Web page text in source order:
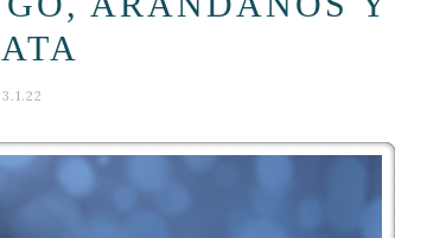
3.1.22